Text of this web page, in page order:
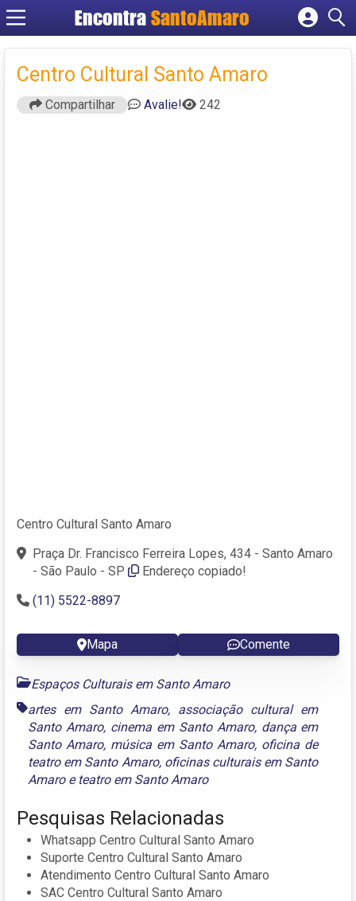
Encontra SantoAmaro
Cadastrar empresa
Criar conta
Centro Cultural Santo Amaro
Compartilhar Avalie! 242
Centro Cultural Santo Amaro
Praça Dr. Francisco Ferreira Lopes, 434 - Santo Amaro
- São Paulo - SP
Endereço copiado!
(11) 5522-8897
Mapa Comente
Espaços Culturais em Santo Amaro
artes em Santo Amaro, associação cultural em
Santo Amaro, cinema em Santo Amaro, dança em
Santo Amaro, música em Santo Amaro, oficina de
teatro em Santo Amaro, oficinas culturais em Santo
Amaroe teatro em Santo Amaro
Pesquisas Relacionadas
Whatsapp Centro Cultural Santo Amaro
Suporte Centro Cultural Santo Amaro
Atendimento Centro Cultural Santo Amaro
SAC Centro Cultural Santo Amaro